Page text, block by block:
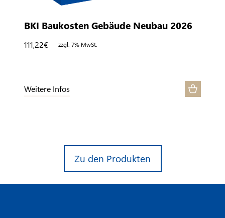
BKI Baukosten Gebäude Neubau 2026
111,22€ zzgl. 7% MwSt.
Weitere Infos
Zu den Produkten